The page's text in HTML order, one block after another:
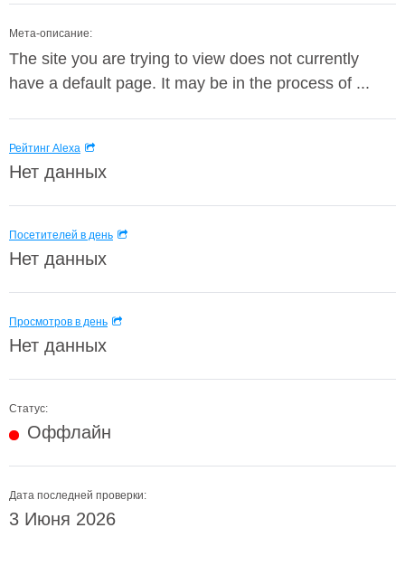
Мета-описание:
The site you are trying to view does not currently
have a default page. It may be in the process of ...
Рейтинг Alexa
Нет данных
Посетителей в день
Нет данных
Просмотров в день
Нет данных
Статус:
Оффлайн
Дата последней проверки:
3 Июня 2026